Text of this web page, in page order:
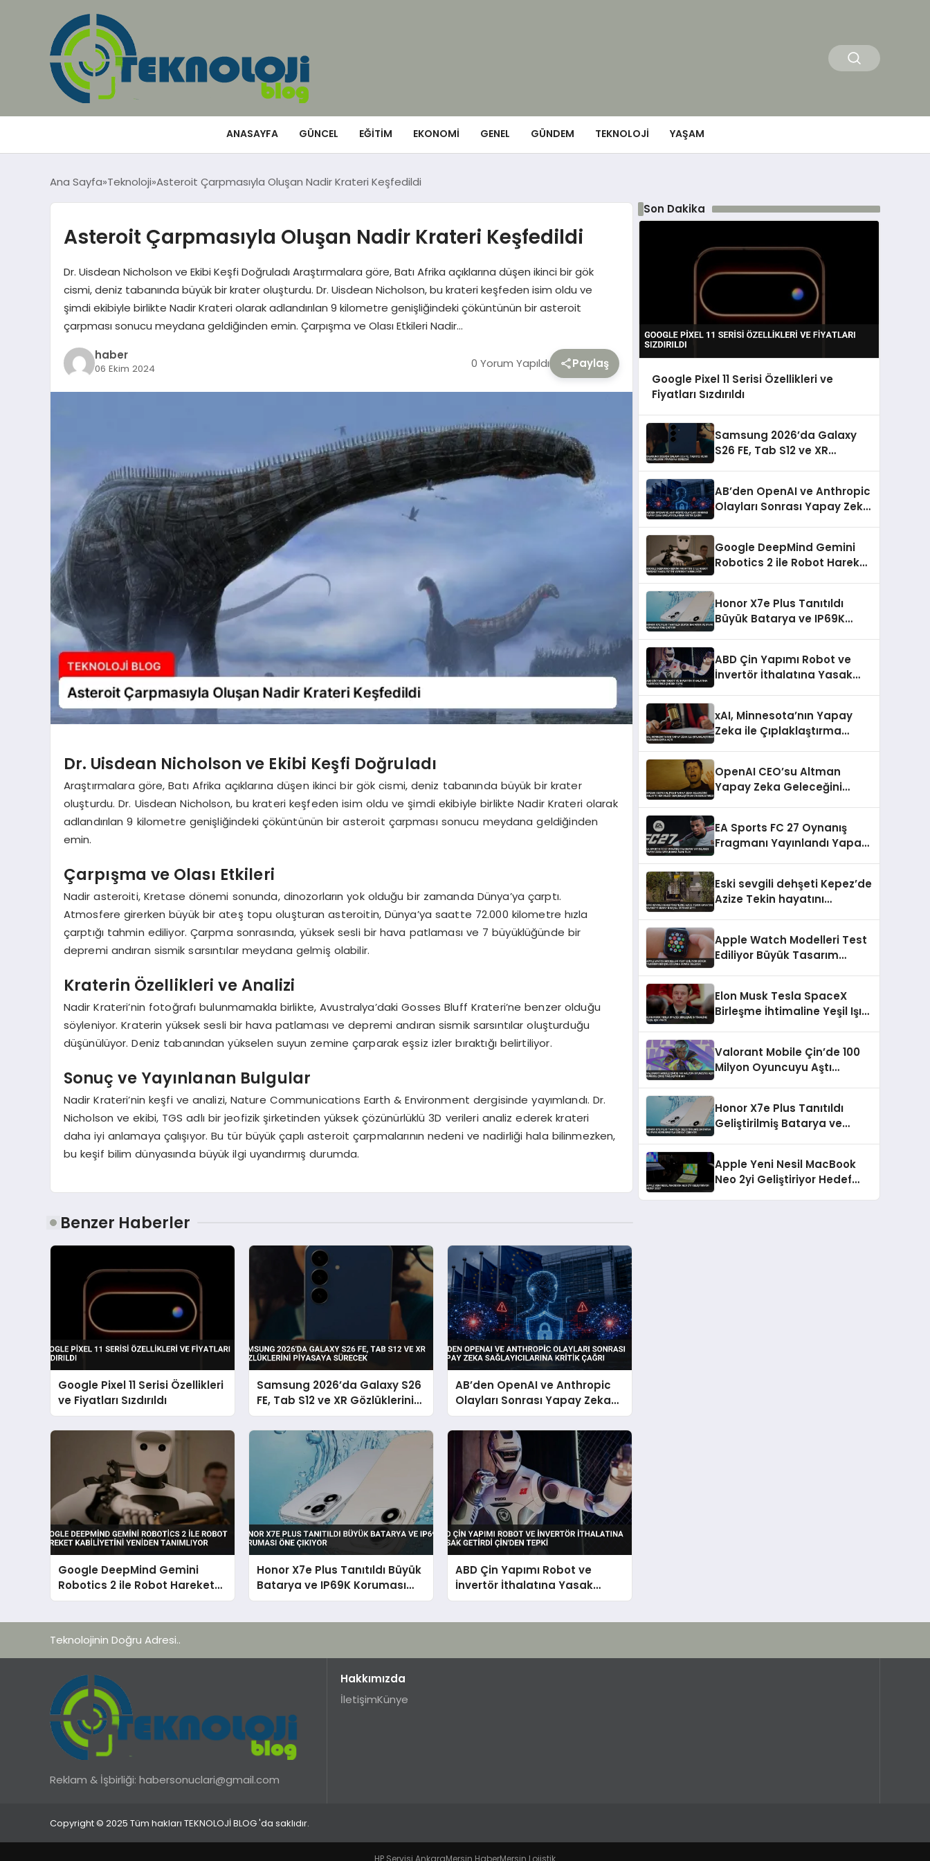
ANASAYFA GÜNCEL EĞITIM EKONOMI GENEL GÜNDEM TEKNOLOJI YAŞAM
Ana Sayfa Teknoloji Asteroit Çarpmasıyla Oluşan Nadir Krateri Keşfedildi
Asteroit Çarpmasıyla Oluşan Nadir Krateri Keşfedildi
Dr. Uisdean Nicholson ve Ekibi Keşfi Doğruladı Araştırmalara göre, Batı Afrika açıklarına düşen ikinci bir gök
cismi, deniz tabanında büyük bir krater oluşturdu. Dr. Uisdean Nicholson, bu krateri keşfeden isim oldu ve
şimdi ekibiyle birlikte Nadir Krateri olarak adlandırılan 9 kilometre genişliğindeki çöküntünün bir asteroit
çarpması sonucu meydana geldiğinden emin. Çarpışma ve Olası Etkileri Nadir…
haber
06 Ekim 2024 0 Yorum Yapıldı Paylaş
Dr. Uisdean Nicholson ve Ekibi Keşfi Doğruladı
Araştırmalara göre, Batı Afrika açıklarına düşen ikinci bir gök cismi, deniz tabanında büyük bir krater
oluşturdu. Dr. Uisdean Nicholson, bu krateri keşfeden isim oldu ve şimdi ekibiyle birlikte Nadir Krateri olarak
adlandırılan 9 kilometre genişliğindeki çöküntünün bir asteroit çarpması sonucu meydana geldiğinden
emin.
Çarpışma ve Olası Etkileri
Nadir asteroiti, Kretase dönemi sonunda, dinozorların yok olduğu bir zamanda Dünya’ya çarptı.
Atmosfere girerken büyük bir ateş topu oluşturan asteroitin, Dünya’ya saatte 72.000 kilometre hızla
çarptığı tahmin ediliyor. Çarpma sonrasında, yüksek sesli bir hava patlaması ve 7 büyüklüğünde bir
depremi andıran sismik sarsıntılar meydana gelmiş olabilir.
Kraterin Özellikleri ve Analizi
Nadir Krateri’nin fotoğrafı bulunmamakla birlikte, Avustralya’daki Gosses Bluff Krateri’ne benzer olduğu
söyleniyor. Kraterin yüksek sesli bir hava patlaması ve depremi andıran sismik sarsıntılar oluşturduğu
düşünülüyor. Deniz tabanından yükselen suyun zemine çarparak eşsiz izler bıraktığı belirtiliyor.
Sonuç ve Yayınlanan Bulgular
Nadir Krateri’nin keşfi ve analizi, Nature Communications Earth & Environment dergisinde yayımlandı. Dr.
Nicholson ve ekibi, TGS adlı bir jeofizik şirketinden yüksek çözünürlüklü 3D verileri analiz ederek krateri
daha iyi anlamaya çalışıyor. Bu tür büyük çaplı asteroit çarpmalarının nedeni ve nadirliği hala bilinmezken,
bu keşif bilim dünyasında büyük ilgi uyandırmış durumda.
Benzer Haberler
Google Pixel 11 Serisi Özellikleri
ve Fiyatları Sızdırıldı
Samsung 2026’da Galaxy S26
FE, Tab S12 ve XR Gözlüklerini
Piyasaya Sürecek
AB’den OpenAI ve Anthropic
Olayları Sonrası Yapay Zeka
Sağlayıcılarına Kritik Çağrı
Google DeepMind Gemini
Robotics 2 ile Robot Hareket
Kabiliyetini Yeniden
Honor X7e Plus Tanıtıldı Büyük
Batarya ve IP69K Koruması
Öne Çıkıyor
ABD Çin Yapımı Robot ve
İnvertör İthalatına Yasak
Getirdi Çin’den Tepki
Son Dakika
Google Pixel 11 Serisi Özellikleri ve
Fiyatları Sızdırıldı
Samsung 2026’da Galaxy
S26 FE, Tab S12 ve XR
AB’den OpenAI ve Anthropic
Olayları Sonrası Yapay Zeka
Google DeepMind Gemini
Robotics 2 ile Robot Hareket
Honor X7e Plus Tanıtıldı
Büyük Batarya ve IP69K
ABD Çin Yapımı Robot ve
İnvertör İthalatına Yasak
xAI, Minnesota’nın Yapay
Zeka ile Çıplaklaştırma
OpenAI CEO’su Altman
Yapay Zeka Geleceğini
Benzetmesi
EA Sports FC 27 Oynanış
Fragmanı Yayınlandı Yapay
Eski sevgili dehşeti Kepez’de
Azize Tekin hayatını
Apple Watch Modelleri Test
Ediliyor Büyük Tasarım
Elon Musk Tesla SpaceX
Birleşme İhtimaline Yeşil Işık
Valorant Mobile Çin’de 100
Milyon Oyuncuyu Aştı
Honor X7e Plus Tanıtıldı
Geliştirilmiş Batarya ve
Apple Yeni Nesil MacBook
Neo 2yi Geliştiriyor Hedef
Teknolojinin Doğru Adresi..
Reklam & İşbirliği: habersonuclari@gmail.com
Hakkımızda
İletişimKünye
Copyright © 2025 Tüm hakları TEKNOLOJİ BLOG 'da saklıdır.